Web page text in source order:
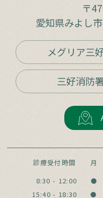
〒
愛知県みよし
メグリア三
三好消防
診療受付時間 月
8:30 - 12:00
●
15:40 - 18:30 ●